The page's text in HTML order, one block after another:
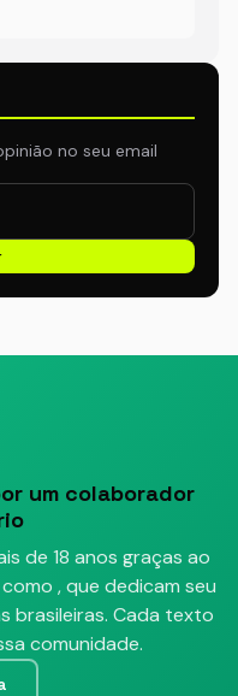
no seu email
um colaborador
de 18 anos graças ao
, que dedicam seu
brasileiras. Cada texto
comunidade.